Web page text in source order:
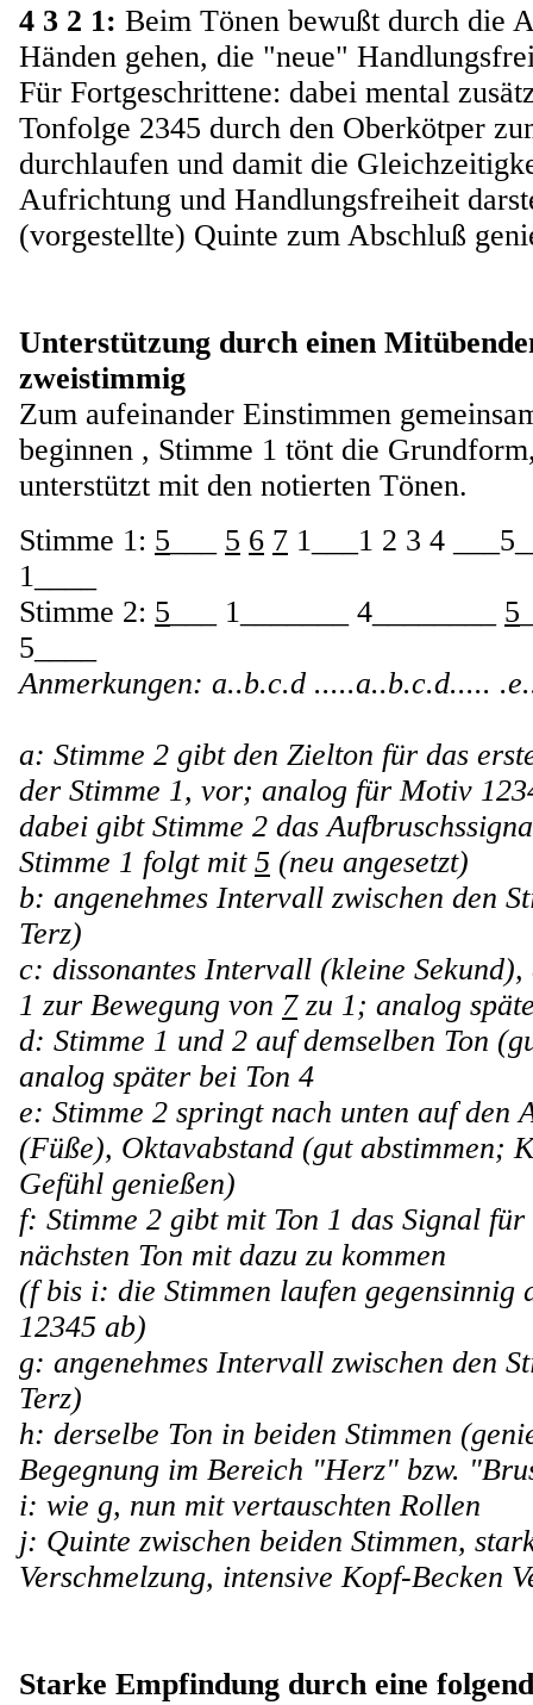
4 3 2 1: Beim Tönen bewußt durch die
Händen gehen, die "neue"
Für Fortgeschrittene: dabei mental
Tonfolge 2345 durch den Oberkötper
durchlaufen und damit die
Aufrichtung und Handlungsfreiheit
(vorgestellte) Quinte zum Abschluß
Unterstützung durch einen
zweistimmig
Zum aufeinander Einstimmen
beginnen , Stimme 1 tönt die
unterstützt mit den notierten Tönen.
Stimme 1: 5 5 6 7 1___1 2 3 4
1____
Stimme 2: 5 ___ 1_______ 4________ 5
5____
Anmerkungen: a..b.c.d .....a..b.c.d.....
a: Stimme 2 gibt den Zielton für das
der Stimme 1, vor; analog für Motiv
dabei gibt Stimme 2 das
Stimme 1 folgt mit 5 (neu angesetzt)
b: angenehmes Intervall zwischen den
Terz)
c: dissonantes Intervall (kleine Sekund),
1 zur Bewegung von 7zu 1; analog
d: Stimme 1 und 2 auf demselben Ton
analog später bei Ton 4
e: Stimme 2 springt nach unten auf den
(Füße), Oktavabstand (gut abstimmen;
Gefühl genießen)
f: Stimme 2 gibt mit Ton 1 das Signal für
nächsten Ton mit dazu zu kommen
(f bis i: die Stimmen laufen gegensinnig
12345 ab)
g: angenehmes Intervall zwischen den
Terz)
h: derselbe Ton in beiden Stimmen
Begegnung im Bereich "Herz" bzw.
i: wie g, nun mit vertauschten Rollen
j: Quinte zwischen beiden Stimmen,
Verschmelzung, intensive Kopf-Becken
Starke Empfindung durch eine